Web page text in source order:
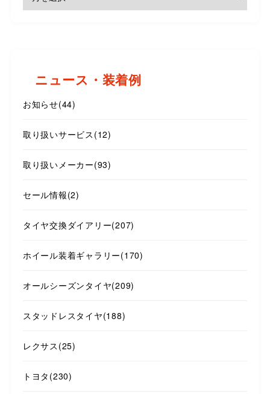
ニュース・装着例
お知らせ(44)
取り扱いサービス (12)
取り扱いメーカー(93)
セール情報(2)
タイヤ交換ダイアリー(207)
ホイール装着ギャラリー(170)
オールシーズンタイヤ(209)
スタッドレスタイヤ(188)
レクサス (25)
トヨタ (230)